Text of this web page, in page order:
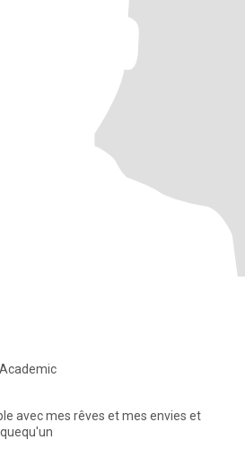
avec mes rêves et mes envies et